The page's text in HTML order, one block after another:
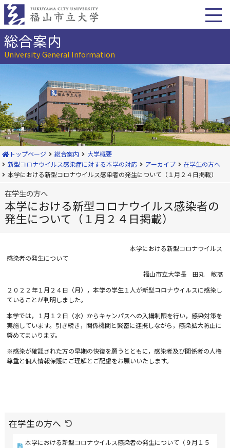
本
へ
動総合案内
University General Information
トップページ 総合案内
大学概要
新型コロナウイルス感染症に対する本学の対応
アーカイブ
在学生の方へ
本学における新型コロナウイルス感染者の発生について（１月２４日掲載）
在学生の方へ
本学における新型コロナウイルス感染者の
発生について（１月２４日掲載）
本学における新型コロナウイルス
感染者の発生について
福山市立大学長 田丸 敏髙
２０２２年１月２４日（月），本学の学生１人が新型コロナウイルスに感染し
ていることが判明しました。
本学では，１月１２日（水）からキャンパスへの入構制限を行い，感染対策を
実施しています。引き続き，関係機関と緊密に連携しながら，感染拡大防止に
努めてまいります。
※感染が確認された方の早期の快復を願うとともに，感染者及び関係者の人権
尊重と個人情報保護にご理解とご配慮をお願いいたします。
在学生の方へ
本学における新型コロナウイルス感染者の発生について（９月１５